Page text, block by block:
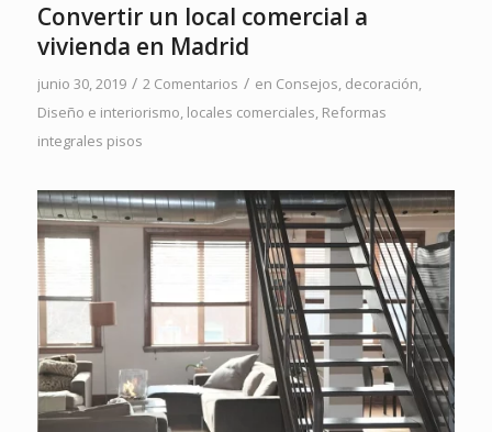
Convertir un local comercial a
vivienda en Madrid
junio 30, 2019 / 2 Comentarios / en Consejos, decoración,
Diseño e interiorismo, locales comerciales, Reformas
integrales pisos